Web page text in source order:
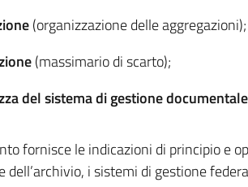
(organizzazione delle aggregazioni);
(massimario di scarto);
del sistema di gestione documentale
fornisce le indicazioni di principio e
i sistemi di gestione